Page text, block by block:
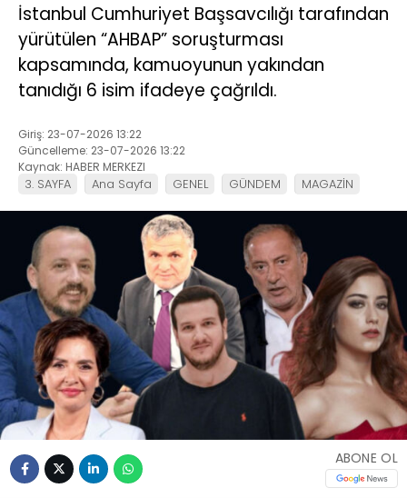
İstanbul Cumhuriyet Başsavcılığı tarafından
yürütülen “AHBAP” soruşturması
kapsamında, kamuoyunun yakından
tanıdığı 6 isim ifadeye çağrıldı.
Giriş: 23-07-2026 13:22
Güncelleme: 23-07-2026 13:22
Kaynak: HABER MERKEZI
3. SAYFA Ana Sayfa GENEL GÜNDEM MAGAZİN
ABONE OL